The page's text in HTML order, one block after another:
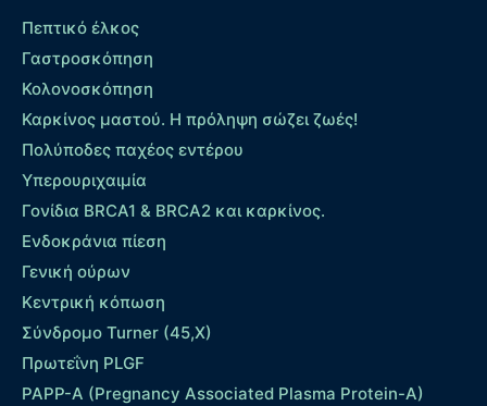
Πεπτικό έλκος
Γαστροσκόπηση
Κολονοσκόπηση
Καρκίνος μαστού. Η πρόληψη σώζει ζωές!
Πολύποδες παχέος εντέρου
Yπερουριχαιμία
Γονίδια BRCA1 & BRCA2 και καρκίνος.
Ενδοκράνια πίεση
Γενική ούρων
Κεντρική κόπωση
Σύνδρομο Turner (45,X)
Πρωτεΐνη PLGF
PAPP-A (Pregnancy Associated Plasma Protein-A)